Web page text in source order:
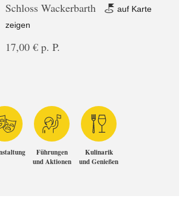
Schloss Wackerbarth
auf Karte
zeigen
17,00 € p. P.
Führungen
und Aktionen
Kulinarik
und Genießen